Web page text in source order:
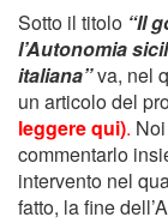
Sotto il titolo “Il
l’Autonomia
italiana”va, nel
un articolo del
leggere qui).
commentarlo
intervento nel
fatto, la fine